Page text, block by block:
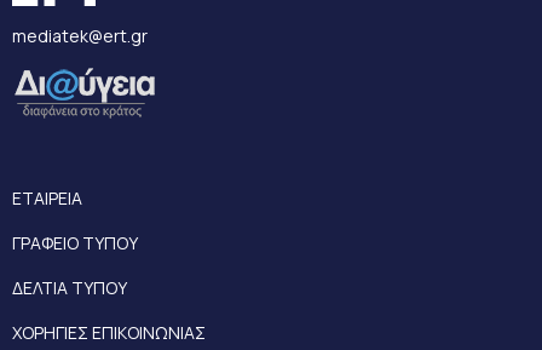
mediatek@ert.gr
ΕΤΑΙΡΕΙΑ
ΓΡΑΦΕΙΟ ΤΥΠΟΥ
ΔΕΛΤΙΑ ΤΥΠΟΥ
ΧΟΡΗΓΙΕΣ ΕΠΙΚΟΙΝΩΝΙΑΣ